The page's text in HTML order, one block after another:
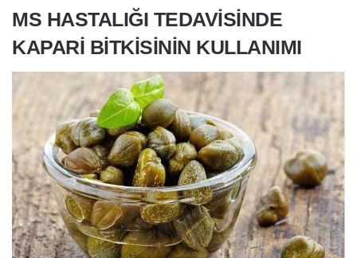
MS HASTALIĞI TEDAVISINDE
KAPARI BITKISININ KULLANIMI